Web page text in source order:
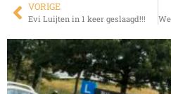
VORIGE
Evi Luijten in 1 keer geslaagd!!!